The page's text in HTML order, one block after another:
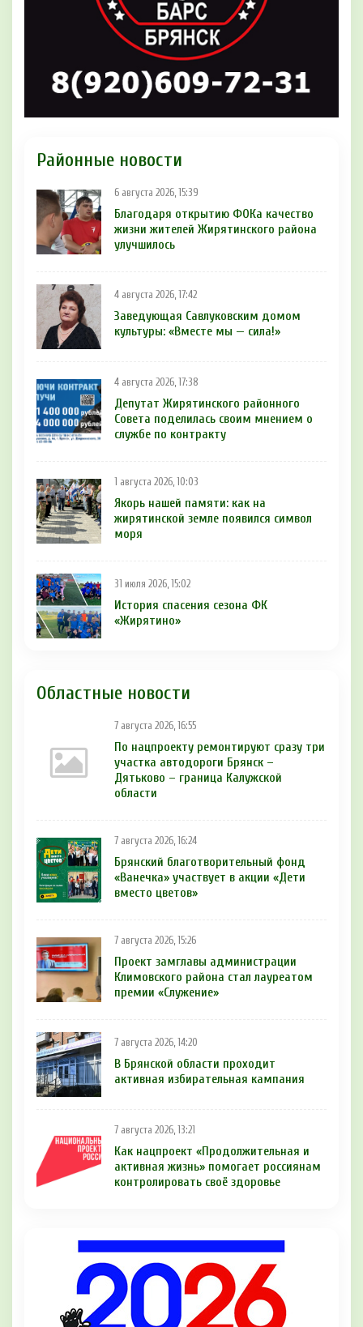
Районные новости
6 августа 2026, 15:39
Благодаря открытию ФОКа качество
жизни жителей Жирятинского района
улучшилось
4 августа 2026, 17:42
Заведующая Савлуковским домом
культуры: «Вместе мы — сила!»
4 августа 2026, 17:38
Депутат Жирятинского районного
Совета поделилась своим мнением о
службе по контракту
1 августа 2026, 10:03
Якорь нашей памяти: как на
жирятинской земле появился символ
моря
31 июля 2026, 15:02
История спасения сезона ФК
«Жирятино»
Областные новости
7 августа 2026, 16:55
По нацпроекту ремонтируют сразу три
участка автодороги Брянск –
Дятьково – граница Калужской
области
7 августа 2026, 16:24
Брянский благотворительный фонд
«Ванечка» участвует в акции «Дети
вместо цветов»
7 августа 2026, 15:26
Проект замглавы администрации
Климовского района стал лауреатом
премии «Служение»
7 августа 2026, 14:20
В Брянской области проходит
активная избирательная кампания
7 августа 2026, 13:21
Как нацпроект «Продолжительная и
активная жизнь» помогает россиянам
контролировать своё здоровье